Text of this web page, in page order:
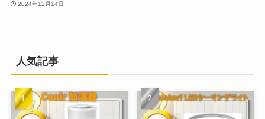
2024年12月14日
人気記事